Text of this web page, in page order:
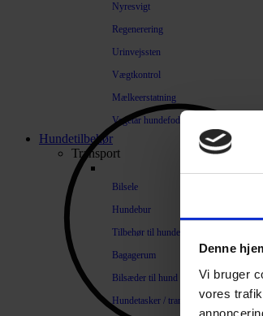
Denne
Vi bruger
vores
Nyresvigt
Regenerering
Urinvejssten
Vægtkontrol
Mælkeerstatning
Vegetar hundefoder
Hundetilbehør
Transport
Bilsele
Hundebur
Tilbehør til hundebure
Bagagerum
Bilsæder til hund
Hundetasker / transportkasser